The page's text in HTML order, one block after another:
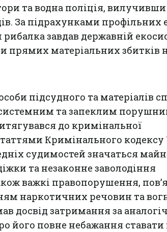
та водна поліція, вилучивши
За підрахунками профільних
завдав державній
прямих матеріальних збитків
підсудного та матеріалів
та запеклим
до кримінальної
Кримінального кодексу
судимостей значаться
та незаконне заволодіння
важкі правопорушення,
наркотичних речовин та
досвід затримання за
його повне небажання